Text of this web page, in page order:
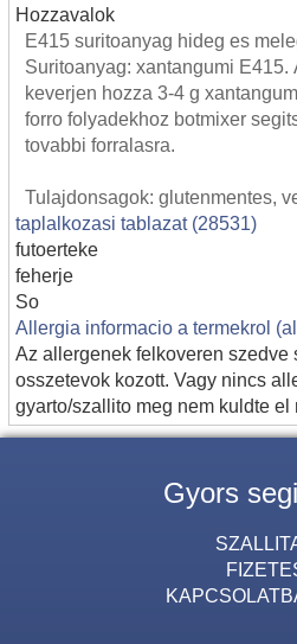
Hozzavalok
E415 suritoanyag hideg es
Suritoanyag: xantangumi E415.
keverjen hozza 3-4 g
forro folyadekhoz botmixer
tovabbi forralasra.
Tulajdonsagok: glutenmentes,
taplalkozasi tablazat (28531)
futoerteke
feherje
So
Allergia informacio a termekrol
Az allergenek felkoveren szedve
osszetevok kozott. Vagy nincs
gyarto/szallito meg nem kuldte el
Gyors